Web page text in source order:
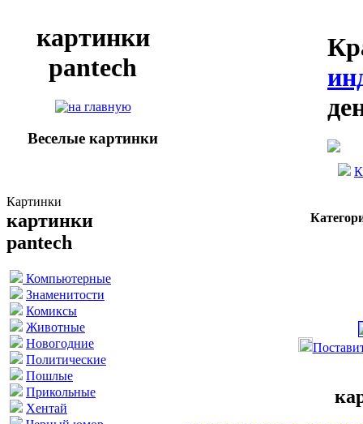
картинки
pantech
Веселые картинки
Картинки
картинки
pantech
Компьютерные
Знаменитости
Комиксы
Животные
Новогодние
Политические
Пошлые
Прикольные
Хентай